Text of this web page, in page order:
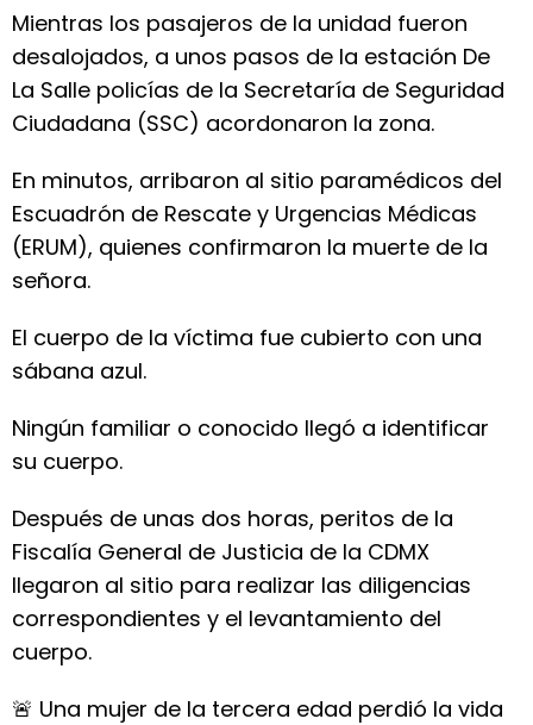
Mientras los pasajeros de la unidad fueron
desalojados, a unos pasos de la estación De
La Salle policías de la Secretaría de Seguridad
Ciudadana (SSC) acordonaron la zona.
En minutos, arribaron al sitio paramédicos del
Escuadrón de Rescate y Urgencias Médicas
(ERUM), quienes confirmaron la muerte de la
señora.
El cuerpo de la víctima fue cubierto con una
sábana azul.
Ningún familiar o conocido llegó a identificar
su cuerpo.
Después de unas dos horas, peritos de la
Fiscalía General de Justicia de la CDMX
llegaron al sitio para realizar las diligencias
correspondientes y el levantamiento del
cuerpo.
🚨 Una mujer de la tercera edad perdió la vida